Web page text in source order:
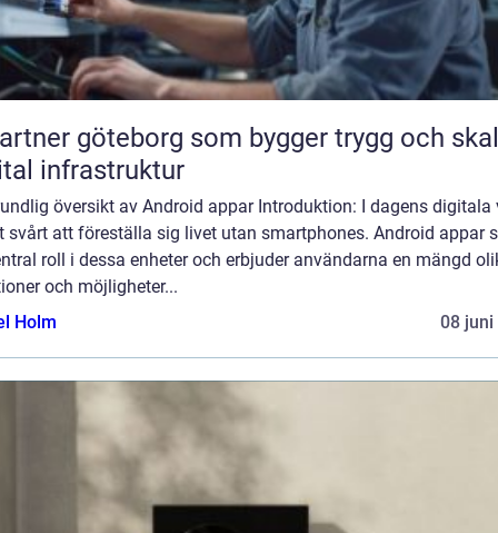
göteborg som bygger trygg och
infrastruktur
översikt av Android appar Introduktion: I dagens digitala
svårt att föreställa sig livet utan smartphones. Android appar
roll i dessa enheter och erbjuder användarna en mängd
och möjligheter...
Holm
08 juni